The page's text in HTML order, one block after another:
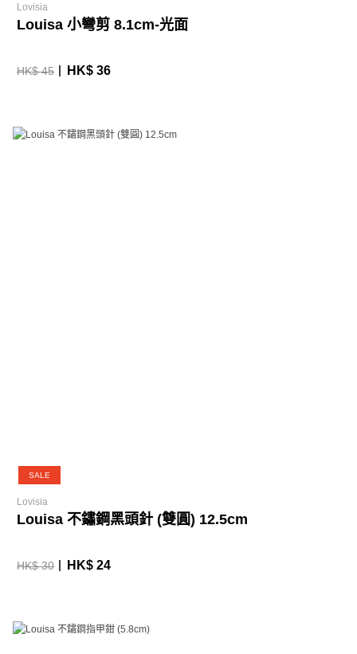
Lovisia
Louisa 小彎剪 8.1cm-光面
HK$ 45 HK$ 36
SALE
Lovisia
Louisa 不鏽鋼黑頭針 (雙圓) 12.5cm
HK$ 30 HK$ 24